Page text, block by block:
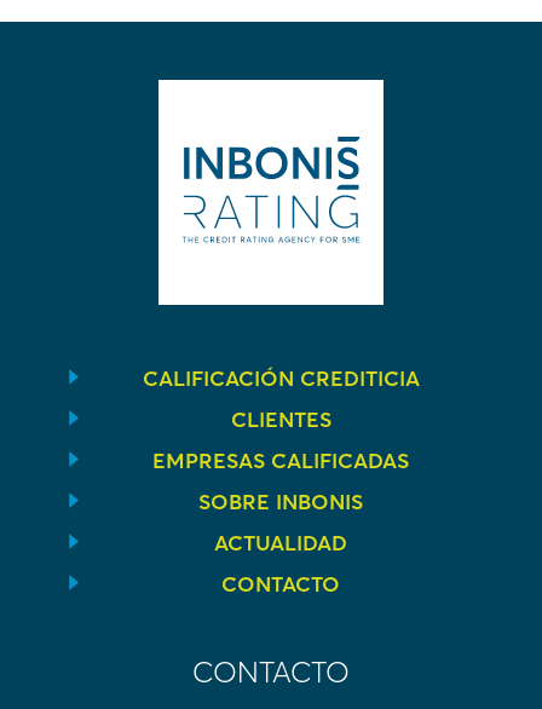
CALIFICACIÓN CREDITICIA
CLIENTES
EMPRESAS CALIFICADAS
SOBRE INBONIS
ACTUALIDAD
CONTACTO
CONTACTO